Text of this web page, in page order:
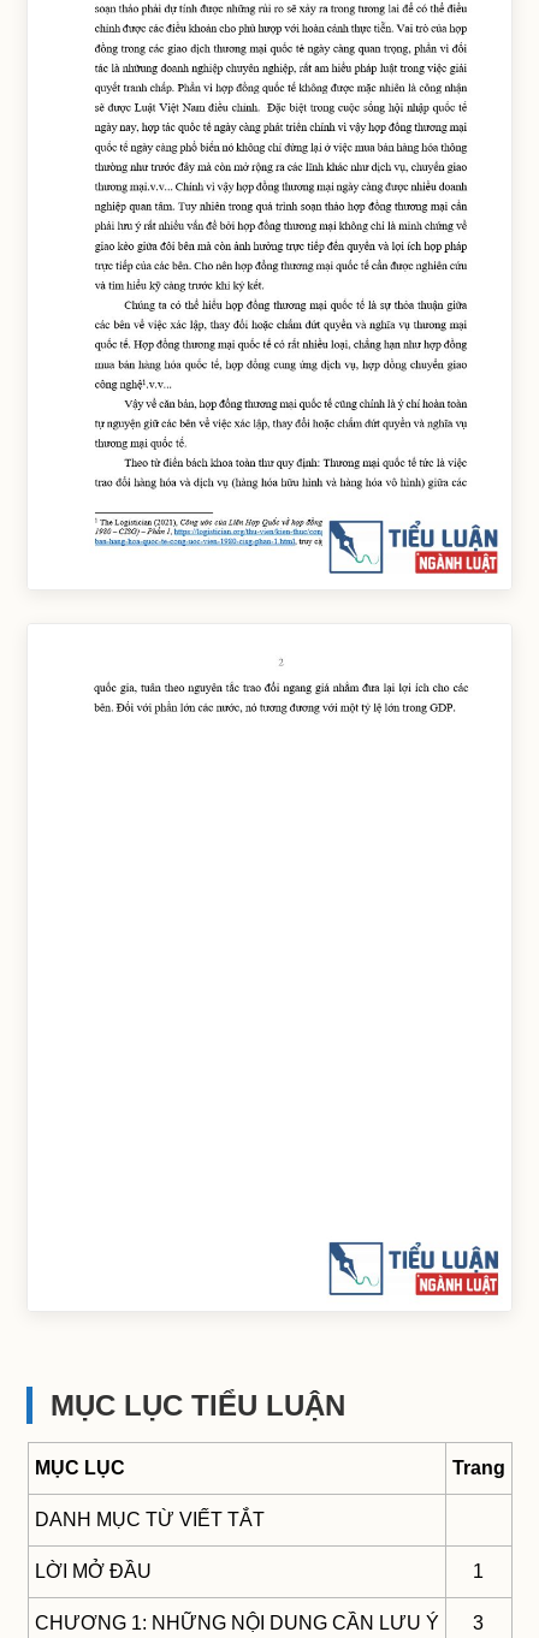
MỤC LỤC TIỂU LUẬN
MỤC LỤC Trang
DANH MỤC TỪ VIẾT TẮT
LỜI MỞ ĐẦU 1
CHƯƠNG 1: NHỮNG NỘI DUNG CẦN LƯU Ý 3